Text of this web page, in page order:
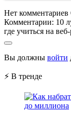
Нет комментариев
Комментарии: 10
где учиться на
Вы должны войти
⚡ В тренде